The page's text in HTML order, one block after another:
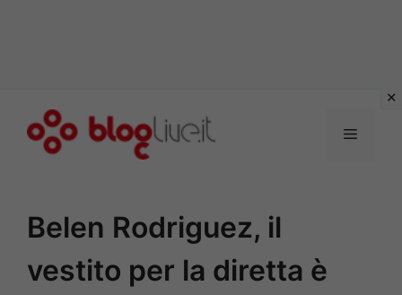
Menu
Belen Rodriguez, il
vestito per la diretta è